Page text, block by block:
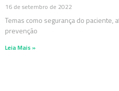
16 de setembro de 2022
Temas como segurança do paciente,
prevenção
Leia Mais »